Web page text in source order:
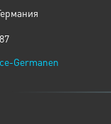
Germanen